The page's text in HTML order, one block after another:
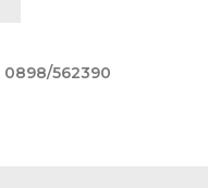
0898/562390